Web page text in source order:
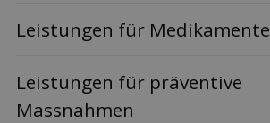
Leis­tungen für Medi­kamente
Leis­tungen für präventive
Massnahmen